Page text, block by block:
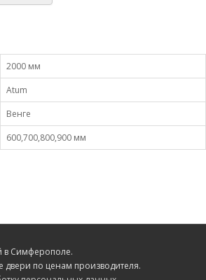
2000 мм
Atum
Венге
600,700,800,900 мм
в Симферополе.
по ценам производителя.